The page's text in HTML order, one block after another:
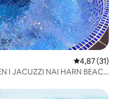
Prosječna
4,87 (31)
I JACUZZI NAI HARN BEACH